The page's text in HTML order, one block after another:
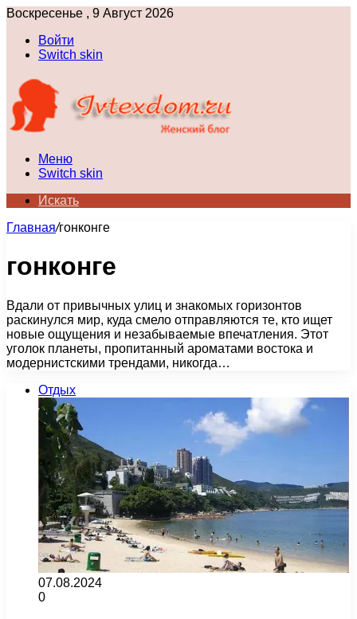
Воскресенье , 9 Август 2026
Войти
Switch skin
Меню
Switch skin
Искать
Главная/гонконге
гонконге
Вдали от привычных улиц и знакомых горизонтов
раскинулся мир, куда смело отправляются те, кто ищет
новые ощущения и незабываемые впечатления. Этот
уголок планеты, пропитанный ароматами востока и
модернистскими трендами, никогда…
Отдых
07.08.2024
0